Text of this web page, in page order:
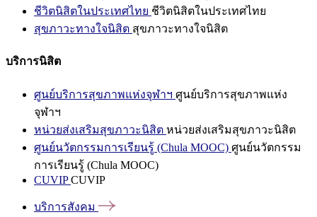
ชีวิตนิสิตในประเทศไทย ชีวิตนิสิตในประเทศไทย
สุขภาวะทางใจนิสิต สุขภาวะทางใจนิสิต
บริการนิสิต
ศูนย์บริการสุขภาพแห่งจุฬาฯ ศูนย์บริการสุขภาพแห่ง
จุฬาฯ
หน่วยส่งเสริมสุขภาวะนิสิต หน่วยส่งเสริมสุขภาวะนิสิต
ศูนย์นวัตกรรมการเรียนรู้ (Chula MOOC) ศูนย์นวัตกรรม
การเรียนรู้ (Chula MOOC)
CUVIPCUVIP
บริการสังคม